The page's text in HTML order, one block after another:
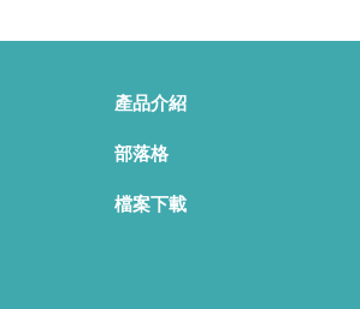
產品介紹
部落格
檔案下載